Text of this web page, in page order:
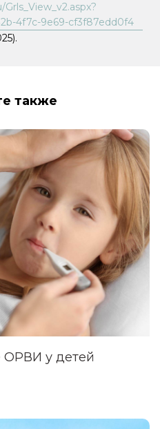
4f7c-9e69-cf3f87edd0f4
также
у детей